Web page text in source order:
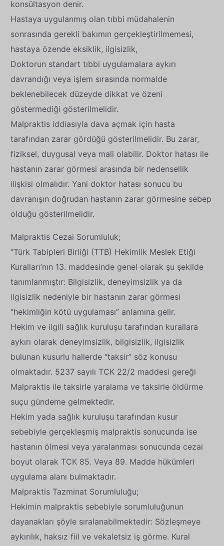
konsültasyon denir.
Hastaya uygulanmış olan tıbbi müdahalenin
sonrasında gerekli bakımın gerçekleştirilmemesi,
hastaya özende eksiklik, ilgisizlik,
Doktorun standart tıbbi uygulamalara aykırı
davrandığı veya işlem sırasında normalde
beklenebilecek düzeyde dikkat ve özeni
göstermediği gösterilmelidir.
Malpraktis iddiasıyla dava açmak için hasta
tarafından zarar gördüğü gösterilmelidir. Bu zarar,
fiziksel, duygusal veya mali olabilir. Doktor hatası ile
hastanın zarar görmesi arasında bir nedensellik
ilişkisi olmalıdır. Yani doktor hatası sonucu bu
davranışın doğrudan hastanın zarar görmesine sebep
olduğu gösterilmelidir.
Malpraktis Cezai Sorumluluk;
“Türk Tabipleri Birliği (TTB) Hekimlik Meslek Etiği
Kuralları’nın 13. maddesinde genel olarak şu şekilde
tanımlanmıştır: Bilgisizlik, deneyimsizlik ya da
ilgisizlik nedeniyle bir hastanın zarar görmesi
“hekimliğin kötü uygulaması” anlamına gelir.
Hekim ve ilgili sağlık kuruluşu tarafından kurallara
aykırı olarak deneyimsizlik, bilgisizlik, ilgisizlik
bulunan kusurlu hallerde “taksir” söz konusu
olmaktadır. 5237 sayılı TCK 22/2 maddesi gereği
Malpraktis ile taksirle yaralama ve taksirle öldürme
suçu gündeme gelmektedir.
Hekim yada sağlık kuruluşu tarafından kusur
sebebiyle gerçekleşmiş malpraktis sonucunda ise
hastanın ölmesi veya yaralanması sonucunda cezai
boyut olarak TCK 85. Veya 89. Madde hükümleri
uygulama alanı bulmaktadır.
Malpraktis Tazminat Sorumluluğu;
Hekimin malpraktis sebebiyle sorumluluğunun
dayanakları şöyle sıralanabilmektedir: Sözleşmeye
aykırılık, haksız fiil ve vekaletsiz iş görme. Kural